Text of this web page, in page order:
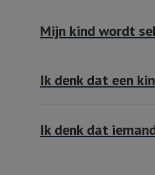
Mijn kind wordt
Ik denk dat een
Ik denk dat